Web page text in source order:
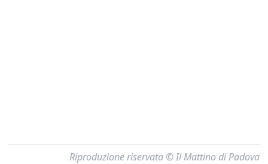
Riproduzione riservata © Il Mattino di Padova